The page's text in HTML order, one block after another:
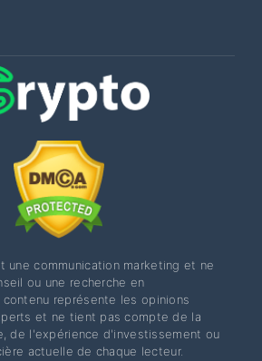
une communication marketing et ne
ou une recherche en
représente les opinions
et ne tient pas compte de la
de l'expérience d'investissement ou
actuelle de chaque lecteur.